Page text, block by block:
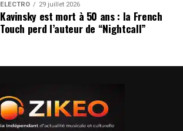
ÉLECTRO 29 juillet 2026
Kavinsky est mort à 50 ans : la French
Touch perd l’auteur de “Nightcall”